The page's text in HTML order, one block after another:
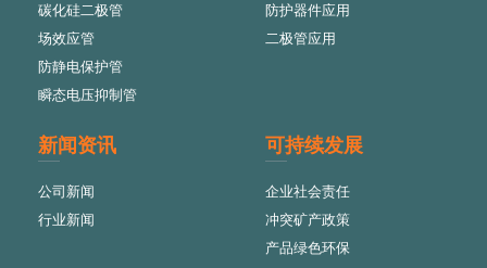
碳化硅二极管
场效应管
防静电保护管
瞬态电压抑制管
防护器件应用
二极管应用
新闻资讯
公司新闻
行业新闻
可持续发展
企业社会责任
冲突矿产政策
产品绿色环保